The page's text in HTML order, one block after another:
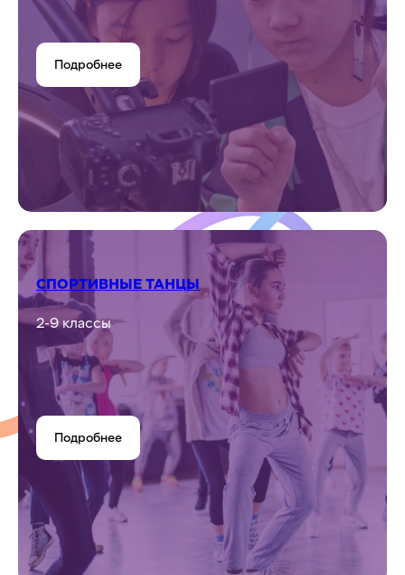
Подробнее
СПОРТИВНЫЕ ТАНЦЫ
2-9 классы
Подробнее